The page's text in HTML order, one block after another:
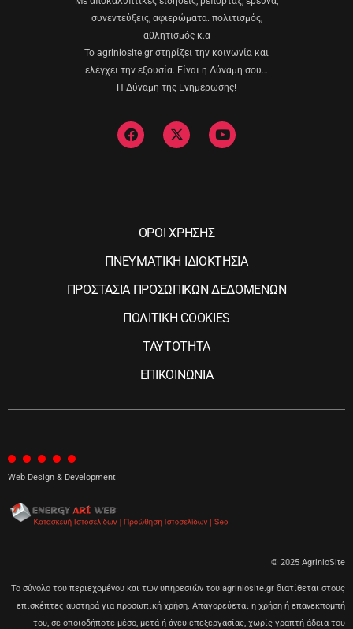
συνεντεύξεις, αφιερώματα. πολιτισμός,
αθλητισμός κ.α
Το agriniosite.gr στηρίζει την κοινωνία και
ελέγχει την εξουσία. Είναι η Δύναμη σου…
Η Δύναμη της Ενημέρωσης!
ΟΡΟΙ ΧΡΗΣΗΣ
ΠΝΕΥΜΑΤΙΚΗ ΙΔΙΟΚΤΗΣΙΑ
ΠΡΟΣΤΑΣΙΑ ΠΡΟΣΩΠΙΚΩΝ ΔΕΔΟΜΕΝΩΝ
ΠΟΛΙΤΙΚΗ COOKIES
ΤΑΥΤΟΤΗΤΑ
ΕΠΙΚΟΙΝΩΝΙΑ
Web Design & Development
© 2025 AgrinioSite
Το σύνολο του περιεχομένου και των υπηρεσιών του agriniosite.gr διατίθεται στους
επισκέπτες αυστηρά για προσωπική χρήση. Απαγορεύεται η χρήση ή επανεκπομπή
του, σε οποιοδήποτε μέσο, μετά ή άνευ επεξεργασίας, χωρίς γραπτή άδεια του